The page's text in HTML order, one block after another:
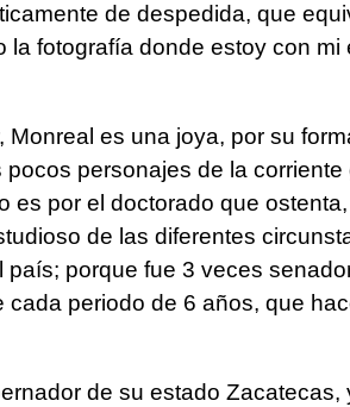
de despedida, que
la fotografía donde estoy con
Monreal es una joya, por su
pocos personajes de la
es por el doctorado que
de las diferentes
país; porque fue 3 veces
cada periodo de 6 años, que
de su estado Zacatecas,